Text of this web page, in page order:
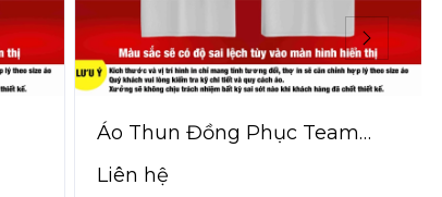
Áo Thun Đồng Phục Team
Technology
Liên hệ